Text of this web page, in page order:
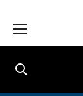
LEXOMIL SANS